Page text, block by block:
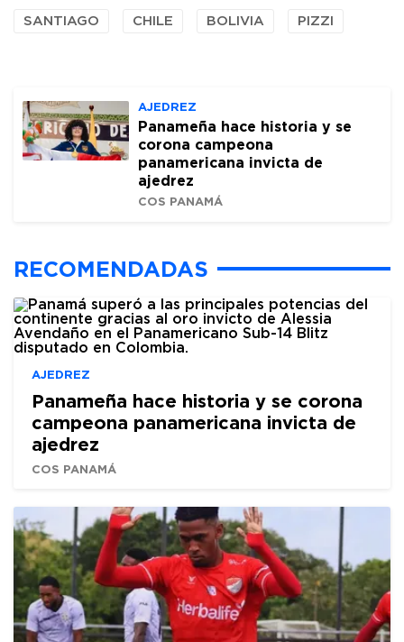
SANTIAGO CHILE BOLIVIA PIZZI
AJEDREZ
Panameña hace historia y se
corona campeona
panamericana invicta de
ajedrez
COS PANAMÁ
RECOMENDADAS
AJEDREZ
Panameña hace historia y se corona
campeona panamericana invicta de
ajedrez
COS PANAMÁ